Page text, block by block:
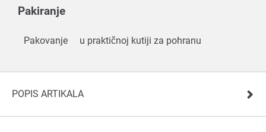
Pakiranje
Pakovanje u praktičnoj kutiji za pohranu
POPIS ARTIKALA